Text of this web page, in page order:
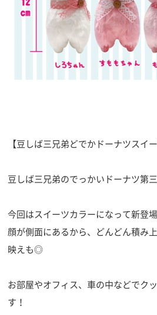
【豆しば三兄弟どでかドーナツスイー
豆しば三兄弟のでっかいドーナツ第三
今回はスイーツカラーになって新登
顔が側面にあるから、どんどん積み
映えも◎
お部屋やオフィス、車の中などでク
す！